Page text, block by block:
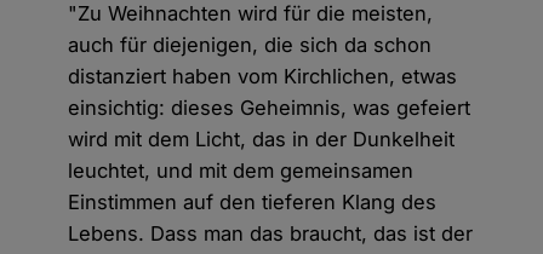
"Zu Weihnachten wird für die meisten,
auch für diejenigen, die sich da schon
distanziert haben vom Kirchlichen, etwas
einsichtig: dieses Geheimnis, was gefeiert
wird mit dem Licht, das in der Dunkelheit
leuchtet, und mit dem gemeinsamen
Einstimmen auf den tieferen Klang des
Lebens. Dass man das braucht, das ist der